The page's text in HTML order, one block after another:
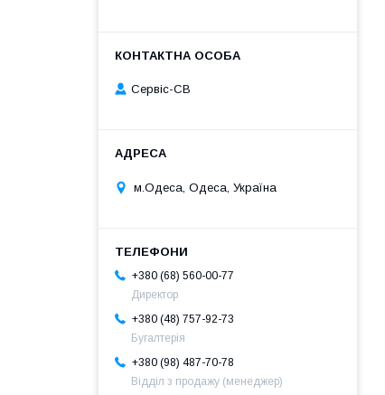
Сервіс-СВ
м.Одеса, Одеса, Україна
+380 (68) 560-00-77
Директор
+380 (48) 757-92-73
Бугалтерія
+380 (98) 487-70-78
Відділ з продажу (менеджер)